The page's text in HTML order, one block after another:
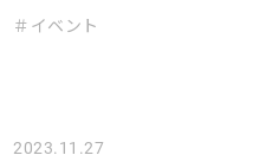
＃イベント
2023.11.27